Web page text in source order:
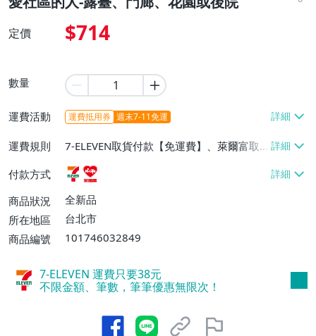
定價 $714
數量
運費活動 運費抵用券 週末7-11免運
運費規則
7-ELEVEN取貨付款【免運費】、萊爾富取
貨付款【免運費】
付款方式
商品狀況
全新品
所在地區
台北市
商品編號
101746032849
7-ELEVEN 運費只要38元
不限金額、筆數，筆筆優惠無限次！